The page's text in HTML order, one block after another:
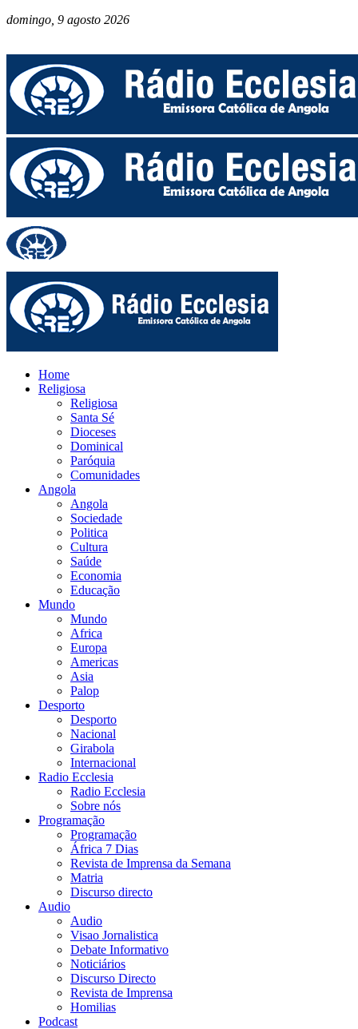
domingo, 9 agosto 2026
Home
Religiosa
Religiosa
Santa Sé
Dioceses
Dominical
Paróquia
Comunidades
Angola
Angola
Sociedade
Politica
Cultura
Saúde
Economia
Educação
Mundo
Mundo
Africa
Europa
Americas
Asia
Palop
Desporto
Desporto
Nacional
Girabola
Internacional
Radio Ecclesia
Radio Ecclesia
Sobre nós
Programação
Programação
África 7 Dias
Revista de Imprensa da Semana
Matria
Discurso directo
Audio
Audio
Visao Jornalistica
Debate Informativo
Noticiários
Discurso Directo
Revista de Imprensa
Homilias
Podcast